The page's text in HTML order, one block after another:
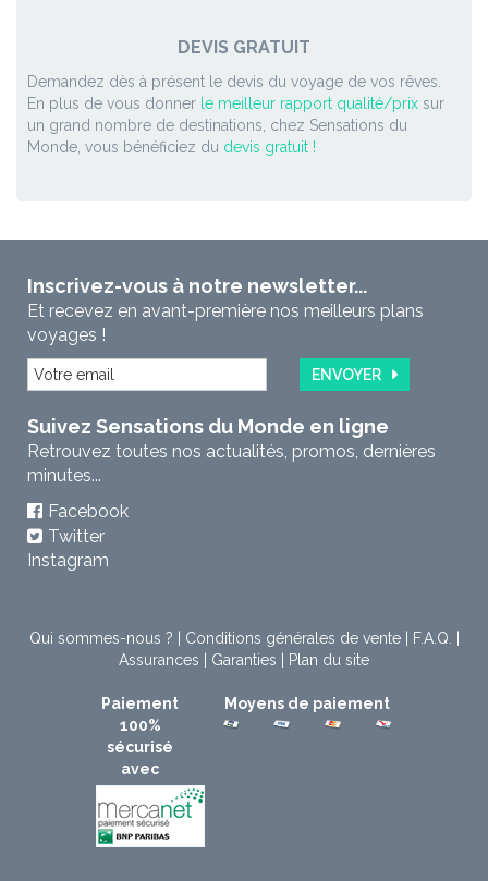
DEVIS GRATUIT
Demandez dès à présent le devis du voyage de vos rêves.
En plus de vous donner le meilleur rapport qualité/prix sur
un grand nombre de destinations, chez Sensations du
Monde, vous bénéficiez du devis gratuit !
Inscrivez-vous à notre newsletter...
Et recevez en avant-première nos meilleurs plans
voyages !
ENVOYER
Suivez Sensations du Monde en ligne
Retrouvez toutes nos actualités, promos, dernières
minutes...
Facebook
Twitter
Instagram
Qui sommes-nous ? Conditions générales de vente| F.A.Q.
Assurances
Garanties Plan du site
Paiement
100%
sécurisé
avec
Moyens de paiement